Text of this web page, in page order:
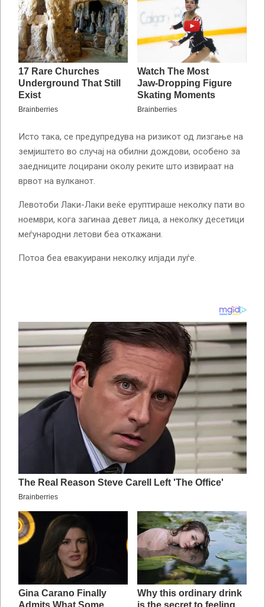
Исто така, се предупредува на ризикот од лизгање на
земјиштето во случај на обилни дождови, особено за
заедниците лоцирани околу реките што извираат на
врвот на вулканот.
Левотоби Лаки-Лаки веќе еруптираше неколку пати во
ноември, кога загинаа девет лица, а неколку десетици
меѓународни летови беа откажани.
Потоа беа евакуирани неколку илјади луѓе.